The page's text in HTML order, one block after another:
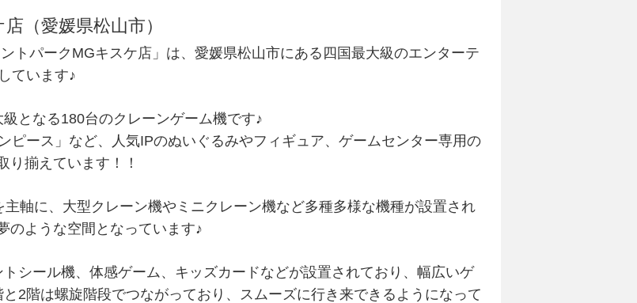
（愛媛県松山市）
トパークMGキスケ店」は、愛媛県松山市にある四国最大級のエンターテ
ています♪
となる180台のクレーンゲーム機です♪
ピース」など、人気IPのぬいぐるみやフィギュア、ゲームセンター専用の
り揃えています！！
軸に、大型クレーン機やミニクレーン機など多種多様な機種が設置され
のような空間となっています♪
シール機、体感ゲーム、キッズカードなどが設置されており、幅広いゲ
2階は螺旋階段でつながっており、スムーズに行き来できるようになって